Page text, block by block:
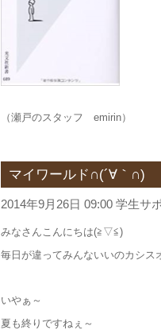
（瀬戸のスタッフ emirin）
マイワールド∩(´∀｀∩)
2014年9月26日 09:00 学生サ
みなさんこんにちは(≧▽≦)
毎日が違ってみんないいのカシス
いやぁ～
夏も終りですねぇ～